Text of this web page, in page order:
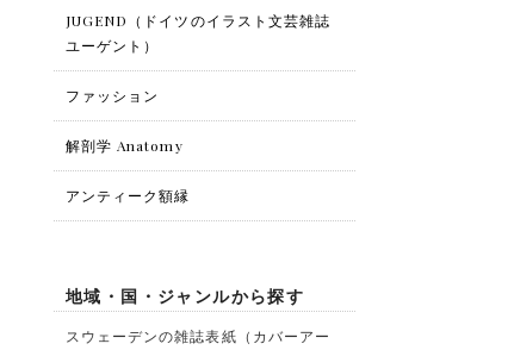
JUGEND（ドイツのイラスト文芸雑誌
ユーゲント）
ファッション
解剖学 Anatomy
アンティーク額縁
地域・国・ジャンルから探す
スウェーデンの雑誌表紙（カバーアー